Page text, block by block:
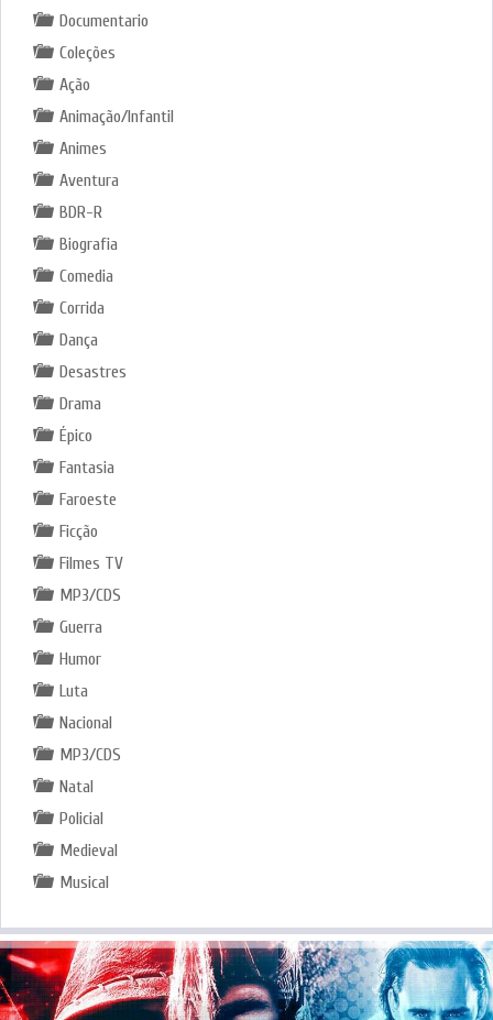
Documentario
Coleções
Ação
Animação/Infantil
Animes
Aventura
BDR-R
Biografia
Comedia
Corrida
Dança
Desastres
Drama
Épico
Fantasia
Faroeste
Ficção
Filmes TV
MP3/CDS
Guerra
Humor
Luta
Nacional
MP3/CDS
Natal
Policial
Medieval
Musical